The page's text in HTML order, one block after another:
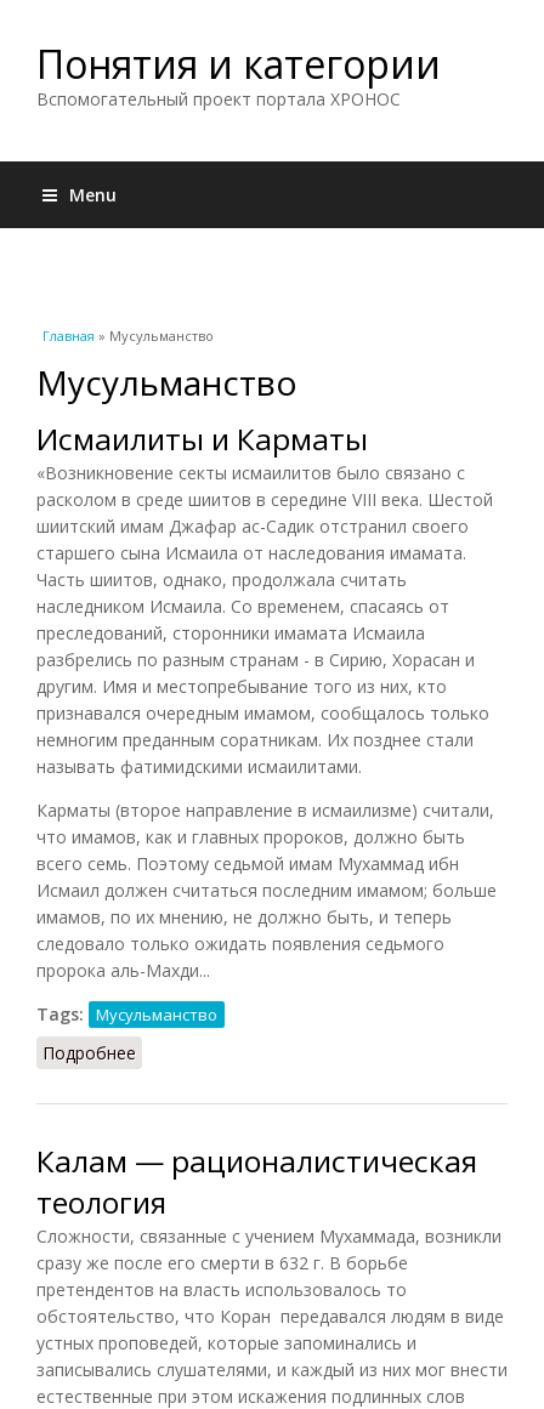
Понятия и категории
Вспомогательный проект портала ХРОНОС
Menu
Вы здесь
Главная » Мусульманство
Мусульманство
Исмаилиты и Карматы
«Возникновение секты исмаилитов было связано с
расколом в среде шиитов в середине VIII века. Шестой
шиитский имам Джафар ас-Садик отстранил своего
старшего сына Исмаила от наследования имамата.
Часть шиитов, однако, продолжала считать
наследником Исмаила. Со временем, спасаясь от
преследований, сторонники имамата Исмаила
разбрелись по разным странам - в Сирию, Хорасан и
другим. Имя и местопребывание того из них, кто
признавался очередным имамом, сообщалось только
немногим преданным соратникам. Их позднее стали
называть фатимидскими исмаилитами.
Карматы (второе направление в исмаилизме) считали,
что имамов, как и главных пророков, должно быть
всего семь. Поэтому седьмой имам Мухаммад ибн
Исмаил должен считаться последним имамом; больше
имамов, по их мнению, не должно быть, и теперь
следовало только ожидать появления седьмого
пророка аль-Махди...
Tags:
Мусульманство
Подробнее
Калам — рационалистическая
теология
Сложности, связанные с учением Мухаммада, возникли
сразу же после его смерти в 632 г. В борьбе
претендентов на власть использовалось то
обстоятельство, что Коран передавался людям в виде
устных проповедей, которые запоминались и
записывались слушателями, и каждый из них мог внести
естественные при этом искажения подлинных слов